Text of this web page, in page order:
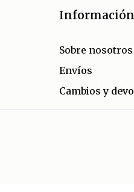
Información
Sobre nosotros
Envíos
Cambios y